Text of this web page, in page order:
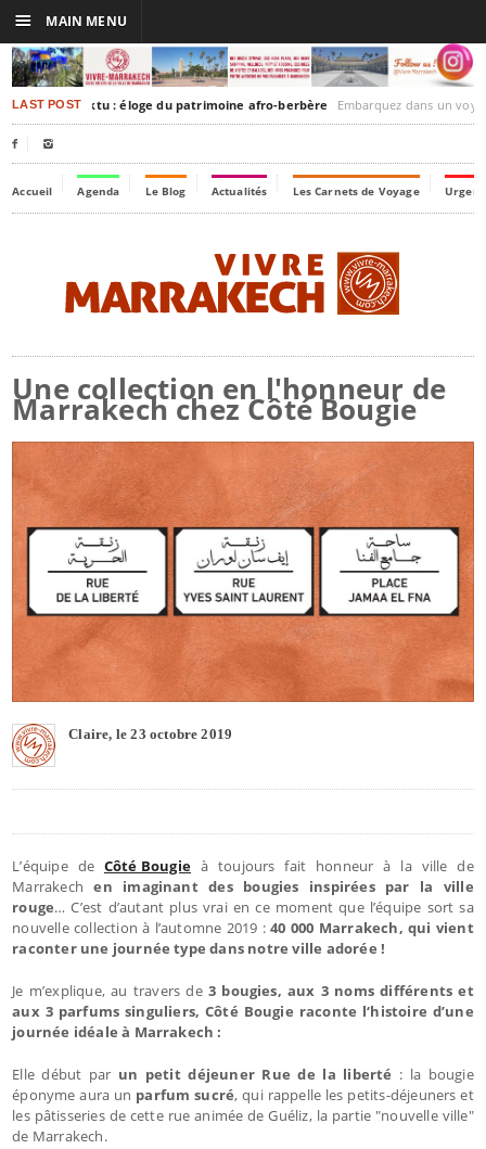
LAST POST
Timbuktu : éloge du patrimoine afro-berbère Embarquez dans un voyage culturel dans le
 
Accueil Agenda Le Blog Actualités Les Carnets de Voyage
Une collection en l'honneur de
Marrakech chez Côté Bougie
Claire, le 23 octobre 2019
L’équipe de Côté Bougie à toujours fait honneur à la ville de
Marrakechen imaginant des bougies inspirées par la ville
rouge… C’est d’autant plus vrai en ce moment que l’équipe sort sa
nouvelle collection à l’automne 2019 :40 000 Marrakech, qui vient
raconter une journée type dans notre ville adorée !
Je m’explique, au travers de 3 bougies, aux 3 noms différents et
aux 3 parfums singuliers, Côté Bougie raconte l‘histoire d’une
journée idéale à Marrakech :
Elle début par un petit déjeuner Rue de la liberté : la bougie
éponyme aura un parfum sucré, qui rappelle les petits-déjeuners et
les pâtisseries de cette rue animée de Guéliz, la partie "nouvelle ville"
de Marrakech.
☰ MAIN MENU